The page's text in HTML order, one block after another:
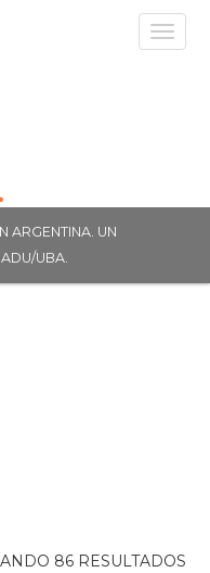
ARGENTINA. UN
UBA.
86 RESULTADOS